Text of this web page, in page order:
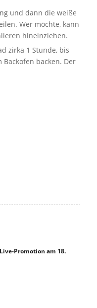
und dann die weiße
Wer möchte, kann
hineinziehen.
zirka 1 Stunde, bis
backen. Der
Promotion am 18.